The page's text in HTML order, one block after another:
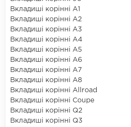
Вкладиші корінні A1
Вкладиші корінні A2
Вкладиші корінні A3
Вкладиші корінні A4
Вкладиші корінні A5
Вкладиші корінні A6
Вкладиші корінні A7
Вкладиші корінні A8
Вкладиші корінні Allroad
Вкладиші корінні Coupe
Вкладиші корінні Q2
Вкладиші корінні Q3